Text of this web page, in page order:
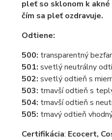
pleť so sklonom k
čím sa pleť ozdravuje.
Odtiene:
500: transparentný
501: svetlý neutrálny
502: svetlý odtieň s
503: tmavší odtieň s
504: tmavší odtieň s
505: tmavý odtieň
Certifikácia: Ecocert,